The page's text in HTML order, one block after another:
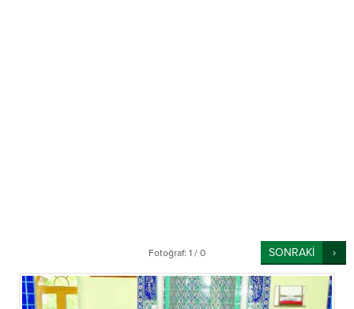
Fotoğraf: 1 / 0 SONRAKİ